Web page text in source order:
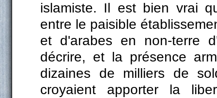
islamiste. Il est bien vrai
entre le paisible
et d'arabes en non-terre
décrire, et la présence
dizaines de milliers de
croyaient apporter la